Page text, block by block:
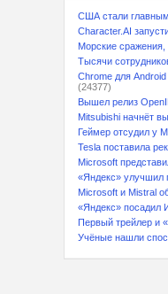
США стали
Character.AI
Морские сражения,
Тысячи
Chrome для Android
(24377)
Вышел релиз
Mitsubishi начнёт
Геймер отсудил у
Tesla поставила
Microsoft
«Яндекс» улучшил
Microsoft и Mistral
«Яндекс» посадил
Первый трейлер и
Учёные нашли